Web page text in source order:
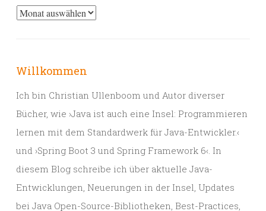
Archiv
Willkommen
Ich bin Christian Ullenboom und Autor diverser
Bücher, wie ›Java ist auch eine Insel: Programmieren
lernen mit dem Standardwerk für Java-Entwickler.‹
und ›Spring Boot 3 und Spring Framework 6‹. In
diesem Blog schreibe ich über aktuelle Java-
Entwicklungen, Neuerungen in der Insel, Updates
bei Java Open-Source-Bibliotheken, Best-Practices,